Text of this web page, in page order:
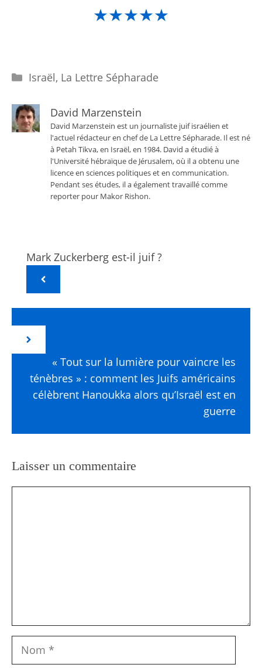
★★★★★
Catégories
Israël, La Lettre Sépharade
David Marzenstein
David Marzenstein est un journaliste juif israélien et
l'actuel rédacteur en chef de La Lettre Sépharade. Il est né
à Petah Tikva, en Israël, en 1984. David a étudié à
l'Université hébraïque de Jérusalem, où il a obtenu une
licence en sciences politiques et en communication.
Pendant ses études, il a également travaillé comme
reporter pour Makor Rishon.
Mark Zuckerberg est-il juif ?
« Tout sur la lumière pour vaincre les
ténèbres » : comment les Juifs américains
célèbrent Hanoukka alors qu’Israël est en
guerre
Laisser un commentaire
Nom